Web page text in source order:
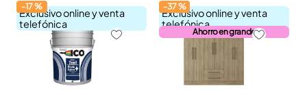
Exclusivo online y venta
telefónica
-17%
Exclusivo online y venta
telefónica
Ahorro en grande
-37%